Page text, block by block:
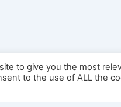
to give you the most
to the use of ALL the